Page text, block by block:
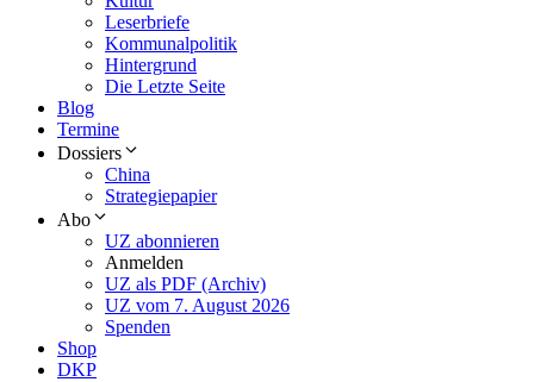
Leserbriefe
Kommunalpolitik
Hintergrund
Die Letzte Seite
Blog
Termine
Dossiers
China
Strategiepapier
Abo
UZ abonnieren
Anmelden
UZ als PDF (Archiv)
UZ vom 7. August 2026
Spenden
Shop
DKP